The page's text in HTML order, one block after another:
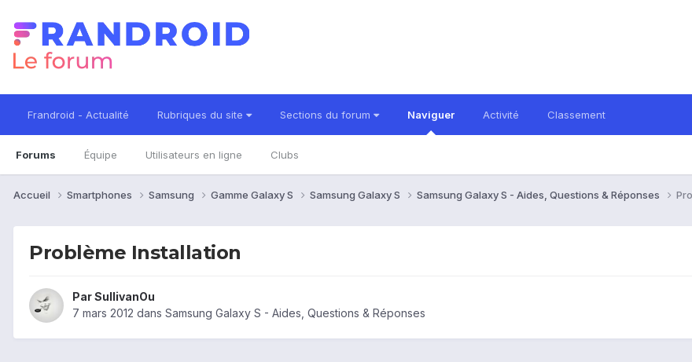
Frandroid - Actualité Rubriques du site Sections du forum Naviguer
Forums Équipe Utilisateurs en ligne Clubs
Activité Classement
Accueil Smartphones Samsung Gamme Galaxy S Samsung Galaxy S Samsung Galaxy S - Aides, Questions & Réponses
Problème Installation
ParSullivanOu
7 mars 2012 dans Samsung Galaxy S - Aides, Questions & Réponses